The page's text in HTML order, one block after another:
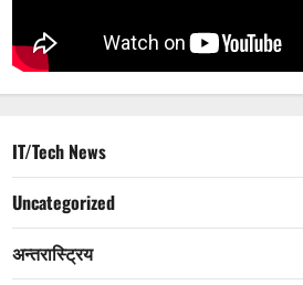
IT/Tech News
Uncategorized
अन्तरास्ट्रिय